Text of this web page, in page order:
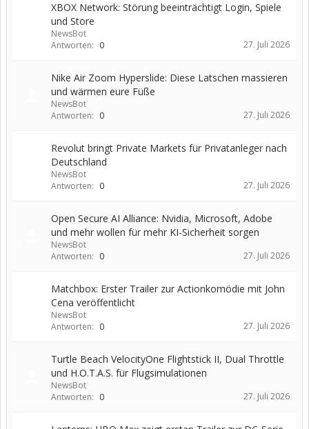
XBOX Network: Störung beeinträchtigt Login, Spiele
und Store
NewsBot
Antworten: 0 27. Juli 2026
Nike Air Zoom Hyperslide: Diese Latschen massieren
und wärmen eure Füße
NewsBot
Antworten: 0 27. Juli 2026
Revolut bringt Private Markets für Privatanleger nach
Deutschland
NewsBot
Antworten: 0 27. Juli 2026
Open Secure AI Alliance: Nvidia, Microsoft, Adobe
und mehr wollen für mehr KI-Sicherheit sorgen
NewsBot
Antworten: 0 27. Juli 2026
Matchbox: Erster Trailer zur Actionkomödie mit John
Cena veröffentlicht
NewsBot
Antworten: 0 27. Juli 2026
Turtle Beach VelocityOne Flightstick II, Dual Throttle
und H.O.T.A.S. für Flugsimulationen
NewsBot
Antworten: 0 27. Juli 2026